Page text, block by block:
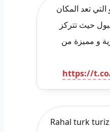
تعد المكان
حيث تتركز
و مميزة من
https://